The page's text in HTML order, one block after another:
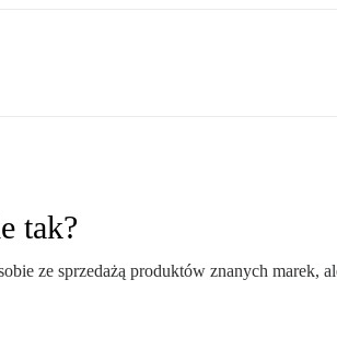
tak?
ze sprzedażą produktów znanych marek,